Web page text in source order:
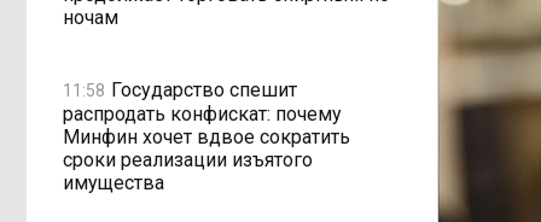
ночам
11:58 Государство спешит
распродать конфискат: почему
Минфин хочет вдвое сократить
сроки реализации изъятого
имущества